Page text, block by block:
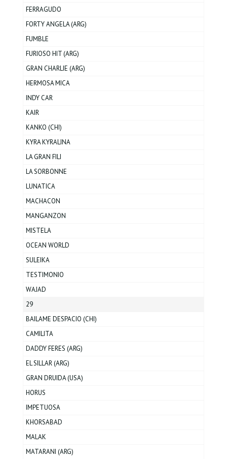
FERRAGUDO
FORTY ANGELA (ARG)
FUMBLE
FURIOSO HIT (ARG)
GRAN CHARLIE (ARG)
HERMOSA MICA
INDY CAR
KAIR
KANKO (CHI)
KYRA KYRALINA
LA GRAN FILI
LA SORBONNE
LUNATICA
MACHACON
MANGANZON
MISTELA
OCEAN WORLD
SULEIKA
TESTIMONIO
WAJAD
29
BAILAME DESPACIO (CHI)
CAMILITA
DADDY FERES (ARG)
EL SILLAR (ARG)
GRAN DRUIDA (USA)
HORUS
IMPETUOSA
KHORSABAD
MALAK
MATARANI (ARG)